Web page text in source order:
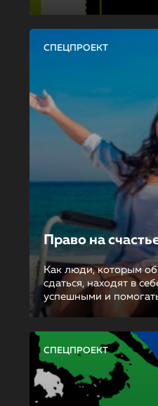
СПЕЦПРОЕКТ
Право на
Как люди, которым
сдаться, находят в
успешными и
СПЕЦПРОЕКТ